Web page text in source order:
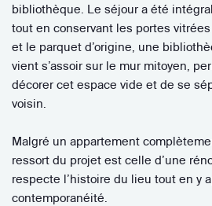
bibliothèque. Le séjour a été
tout en conservant les portes
et le parquet d’origine, une
vient s’assoir sur le mur mitoyen,
décorer cet espace vide et de se
voisin.
Malgré un appartement
ressort du projet est celle d’une
respecte l’histoire du lieu tout en y
contemporanéité.